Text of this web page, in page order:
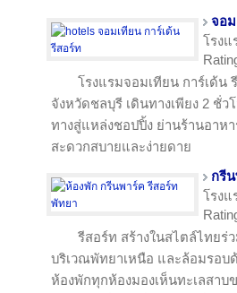
จอม
โรง
โรงแรมจอมเทียน การ์เด้น
จังหวัดชลบุรี เดินทางเพียง 2 ชั่ว
ทางสู่แหล่งชอปปิ้ง ย่านร้านอาห
สะดวกสบายและง่ายดาย
กรี
โรง
รีสอร์ท สร้างในสไตล์ไทย
บริเวณพัทยาเหนือ และล้อมรอ
ห้องพักทุกห้องมองเห็นทะเลสาบ